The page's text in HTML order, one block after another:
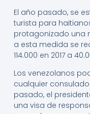
El año pasado, se
turista para
protagonizado una
a esta medida se
114.000 en 2017 a
Los venezolanos
cualquier
pasado, el
una visa de